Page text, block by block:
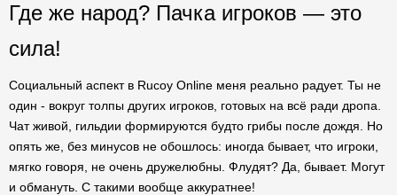
Где же народ? Пачка игроков — это
сила!
Социальный аспект в Rucoy Online меня реально радует. Ты не
один - вокруг толпы других игроков, готовых на всё ради дропа.
Чат живой, гильдии формируются будто грибы после дождя. Но
опять же, без минусов не обошлось: иногда бывает, что игроки,
мягко говоря, не очень дружелюбны. Флудят? Да, бывает. Могут
и обмануть. С такими вообще аккуратнее!